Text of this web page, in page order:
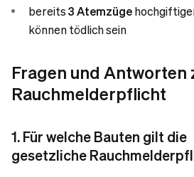
bereits3 Atemzüge
können tödlich sein
Fragen und Antworten
Rauchmelderpflicht
1. Für welche Bauten gilt die
gesetzliche